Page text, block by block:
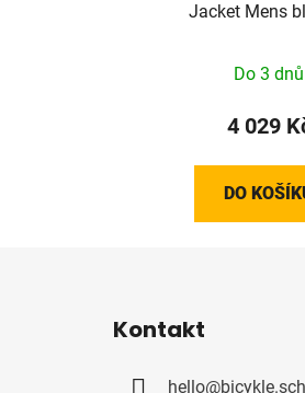
Jacket Mens
Do 3 dnů
4 029
DO
Kontakt
hello@